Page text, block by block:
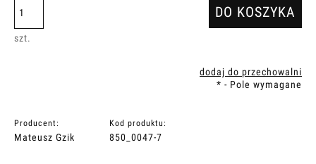
szt.
DO KOSZYKA
dodaj do przechowalni
* - Pole wymagane
Producent:
Mateusz Gzik
Kod produktu:
850_0047-7